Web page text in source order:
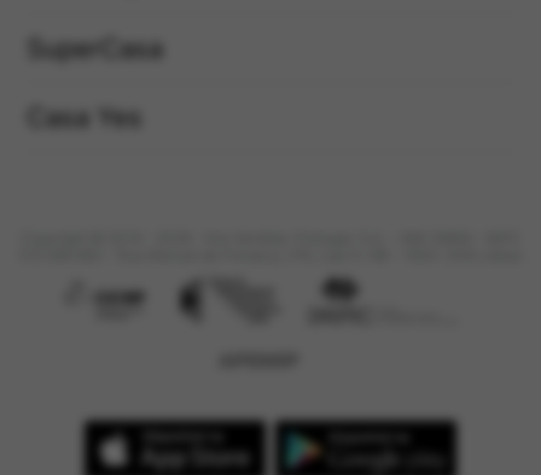
SuperCasa
Casa Yes